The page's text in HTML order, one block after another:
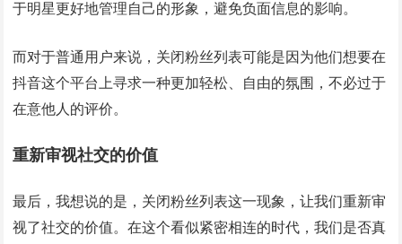
于明星更好地管理自己的形象，避免负面信息的影响。
而对于普通用户来说，关闭粉丝列表可能是因为他们想要在
抖音这个平台上寻求一种更加轻松、自由的氛围，不必过于
在意他人的评价。
重新审视社交的价值
最后，我想说的是，关闭粉丝列表这一现象，让我们重新审
视了社交的价值。在这个看似紧密相连的时代，我们是否真